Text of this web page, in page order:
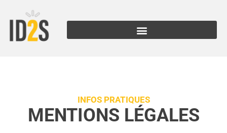
INFOS PRATIQUES
MENTIONS LÉGALES